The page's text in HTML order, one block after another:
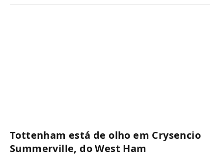
Tottenham está de olho em Crysencio
Summerville, do West Ham